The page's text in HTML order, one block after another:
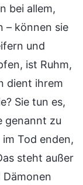
bei allem,
– können sie
und
ist Ruhm,
dient ihrem
Sie tun es,
genannt zu
Tod enden,
steht außer
Dämonen